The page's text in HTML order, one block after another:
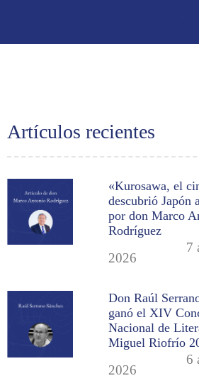
Artículos recientes
«Kurosawa, el
descubrió Japón
por don Marco
Rodríguez
7
2026
Don Raúl
ganó el XIV
Nacional de
Miguel Riofrío
6
2026